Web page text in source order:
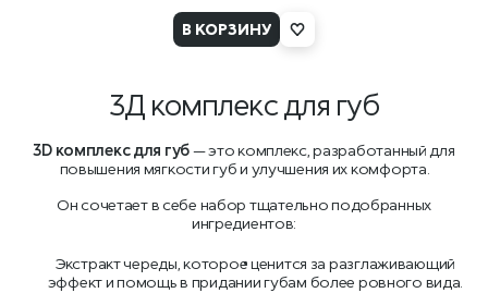
В КОРЗИНУ
3Д комплекс для губ
3D комплекс для губ— это комплекс, разработанный для
повышения мягкости губ и улучшения их комфорта.
Он сочетает в себе набор тщательно подобранных
ингредиентов:
Экстракт череды, которое ценится за разглаживающий
эффект и помощь в придании губам более ровного вида.